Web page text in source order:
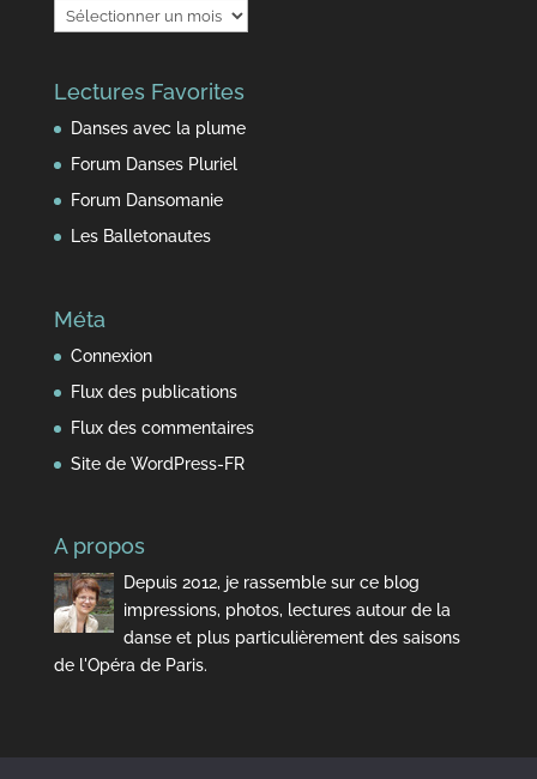
Au
fil
temps
Lectures Favorites
Danses avec la plume
Forum Danses Pluriel
Forum Dansomanie
Les Balletonautes
Méta
Connexion
Flux des publications
Flux des commentaires
Site de WordPress-FR
A propos
Depuis 2012, je rassemble sur ce blog
impressions, photos, lectures autour de la
danse et plus particulièrement des saisons
de l'Opéra de Paris.